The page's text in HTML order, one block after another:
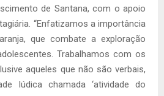
de Santana, com o apoio
“Enfatizamos a importância
que combate a exploração
Trabalhamos com os
aqueles que não são verbais,
lúdica chamada ‘atividade do